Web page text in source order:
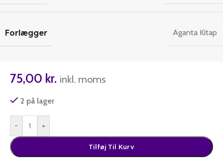
Forlægger Aganta Kitap
75,00 kr. inkl. moms
2 på lager
- +
Tilføj Til Kurv